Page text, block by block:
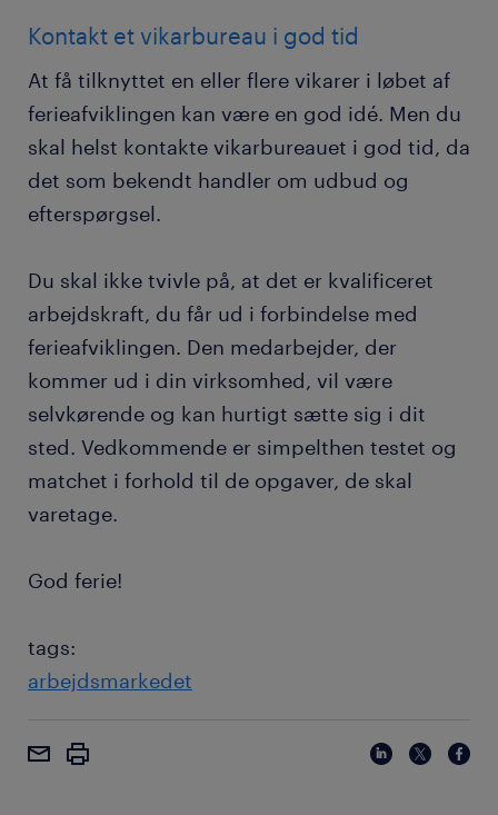
Kontakt et vikarbureau i god tid
At få tilknyttet en eller flere vikarer i løbet af
ferieafviklingen kan være en god idé. Men du
skal helst kontakte vikarbureauet i god tid, da
det som bekendt handler om udbud og
efterspørgsel.
Du skal ikke tvivle på, at det er kvalificeret
arbejdskraft, du får ud i forbindelse med
ferieafviklingen. Den medarbejder, der
kommer ud i din virksomhed, vil være
selvkørende og kan hurtigt sætte sig i dit
sted. Vedkommende er simpelthen testet og
matchet i forhold til de opgaver, de skal
varetage.
God ferie!
tags:
arbejdsmarkedet